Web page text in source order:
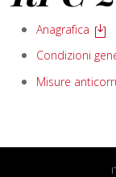
Anagrafica
Condizioni
Misure